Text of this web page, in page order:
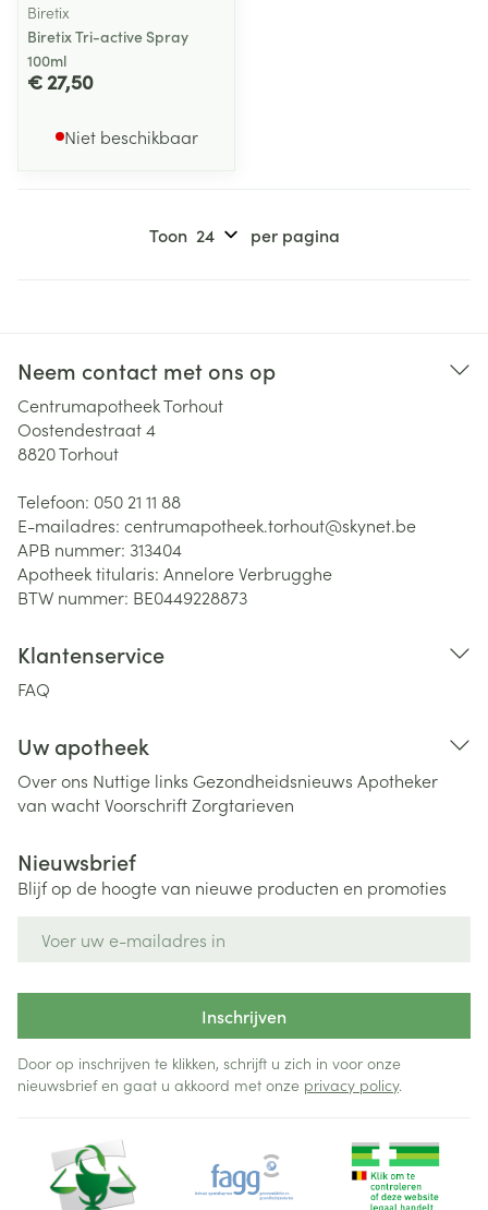
Biretix
Biretix Tri-active Spray
100ml
€ 27,50
Niet beschikbaar
Toon per pagina
Neem contact met ons op
Centrumapotheek Torhout
Oostendestraat 4
8820Torhout
Telefoon: 050 21 11 88
E-mailadres: centrumapotheek.torhout@skynet.be
APB nummer: 313404
Apotheek titularis: Annelore Verbrugghe
BTW nummer: BE0449228873
Klantenservice
FAQ
Uw apotheek
Over ons Nuttige links Gezondheidsnieuws Apotheker
van wachtVoorschriftZorgtarieven
Nieuwsbrief
Blijf op de hoogte van nieuwe producten en promoties
Inschrijven
Door op inschrijven te klikken, schrijft u zich in voor onze
nieuwsbrief en gaat u akkoord met onze privacy policy.